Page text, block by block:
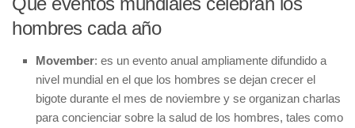
hombres cada año
Movember: es un evento anual ampliamente difundido a
nivel mundial en el que los hombres se dejan crecer el
bigote durante el mes de noviembre y se organizan charlas
para concienciar sobre la salud de los hombres, tales como